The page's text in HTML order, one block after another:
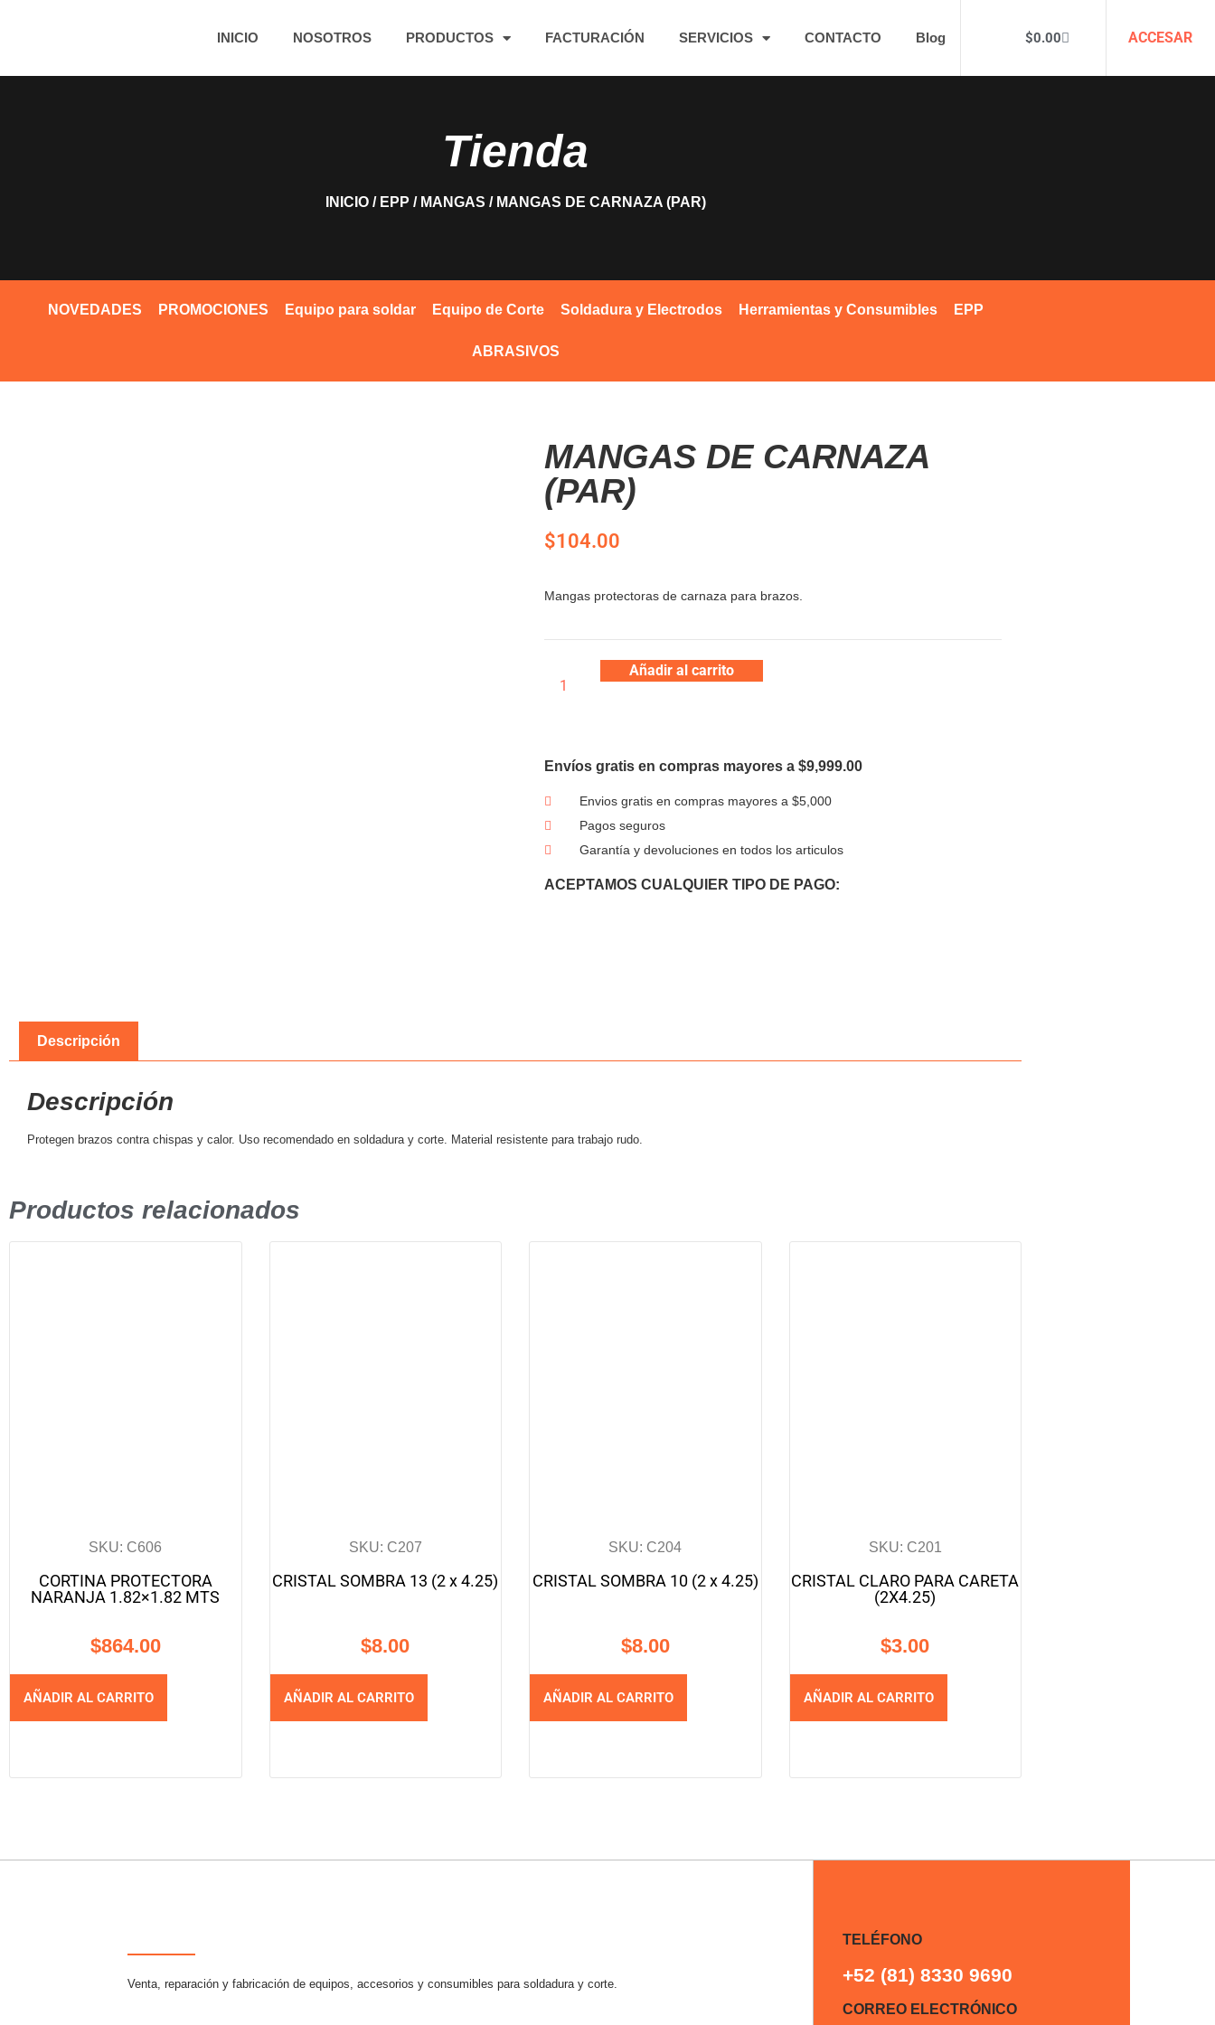
INICIO NOSOTROS PRODUCTOS FACTURACIÓN SERVICIOS CONTACTO Blog $0.00 ACCESAR
Tienda
INICIO/ EPP / MANGAS / MANGAS DE CARNAZA (PAR)
NOVEDADES PROMOCIONES Equipo para soldar Equipo de Corte Soldadura y Electrodos Herramientas y Consumibles EPP
ABRASIVOS
MANGAS DE CARNAZA
(PAR)
$104.00
Mangas protectoras de carnaza para brazos.
Añadir al carrito
Envíos gratis en compras mayores a $9,999.00
Envios gratis en compras mayores a $5,000
Pagos seguros
Garantía y devoluciones en todos los articulos
ACEPTAMOS CUALQUIER TIPO DE PAGO:
Descripción
Descripción
Protegen brazos contra chispas y calor. Uso recomendado en soldadura y corte. Material resistente para trabajo rudo.
Productos relacionados
SKU: C606
CORTINA PROTECTORA
NARANJA 1.82×1.82 MTS
$864.00
AÑADIR AL CARRITO
SKU: C207
CRISTAL SOMBRA 13 (2 x 4.25)
$8.00
AÑADIR AL CARRITO
SKU: C204
CRISTAL SOMBRA 10 (2 x 4.25)
$8.00
AÑADIR AL CARRITO
SKU: C201
CRISTAL CLARO PARA CARETA
(2X4.25)
$3.00
AÑADIR AL CARRITO
Venta, reparación y fabricación de equipos, accesorios y consumibles para soldadura y corte.
TELÉFONO
+52 (81) 8330 9690
CORREO ELECTRÓNICO